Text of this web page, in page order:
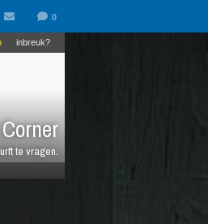
te vragen.
inbreuk?